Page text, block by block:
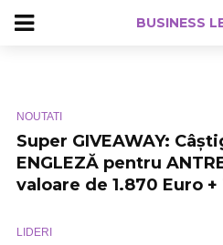
BUSINESS
NOUTATI
Super GIVEAWAY:
ENGLEZĂ pentru
valoare de 1.870 Euro +
LIDERI